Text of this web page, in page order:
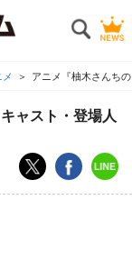
アニメ『柚木さんち
ャスト・登場人